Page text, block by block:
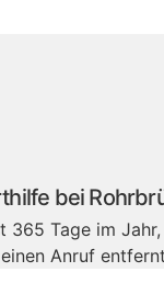
bei
365 Tage im
einen Anruf